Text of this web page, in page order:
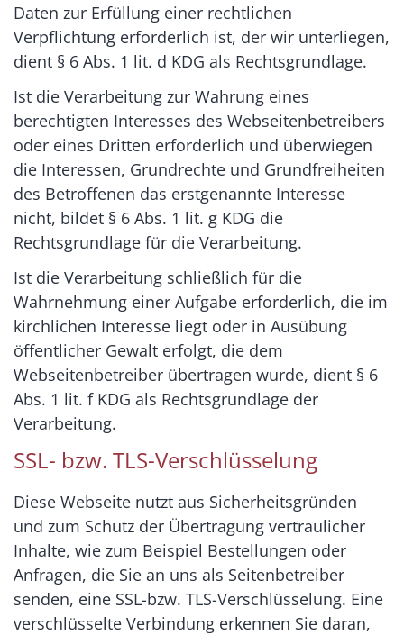
Daten zur Erfüllung einer rechtlichen
Verpflichtung erforderlich ist, der wir unterliegen,
dient § 6 Abs. 1 lit. d KDG als Rechtsgrundlage.
Ist die Verarbeitung zur Wahrung eines
berechtigten Interesses des Webseitenbetreibers
oder eines Dritten erforderlich und überwiegen
die Interessen, Grundrechte und Grundfreiheiten
des Betroffenen das erstgenannte Interesse
nicht, bildet § 6 Abs. 1 lit. g KDG die
Rechtsgrundlage für die Verarbeitung.
Ist die Verarbeitung schließlich für die
Wahrnehmung einer Aufgabe erforderlich, die im
kirchlichen Interesse liegt oder in Ausübung
öffentlicher Gewalt erfolgt, die dem
Webseitenbetreiber übertragen wurde, dient § 6
Abs. 1 lit. f KDG als Rechtsgrundlage der
Verarbeitung.
SSL- bzw. TLS-Verschlüsselung
Diese Webseite nutzt aus Sicherheitsgründen
und zum Schutz der Übertragung vertraulicher
Inhalte, wie zum Beispiel Bestellungen oder
Anfragen, die Sie an uns als Seitenbetreiber
senden, eine SSL-bzw. TLS-Verschlüsselung. Eine
verschlüsselte Verbindung erkennen Sie daran,